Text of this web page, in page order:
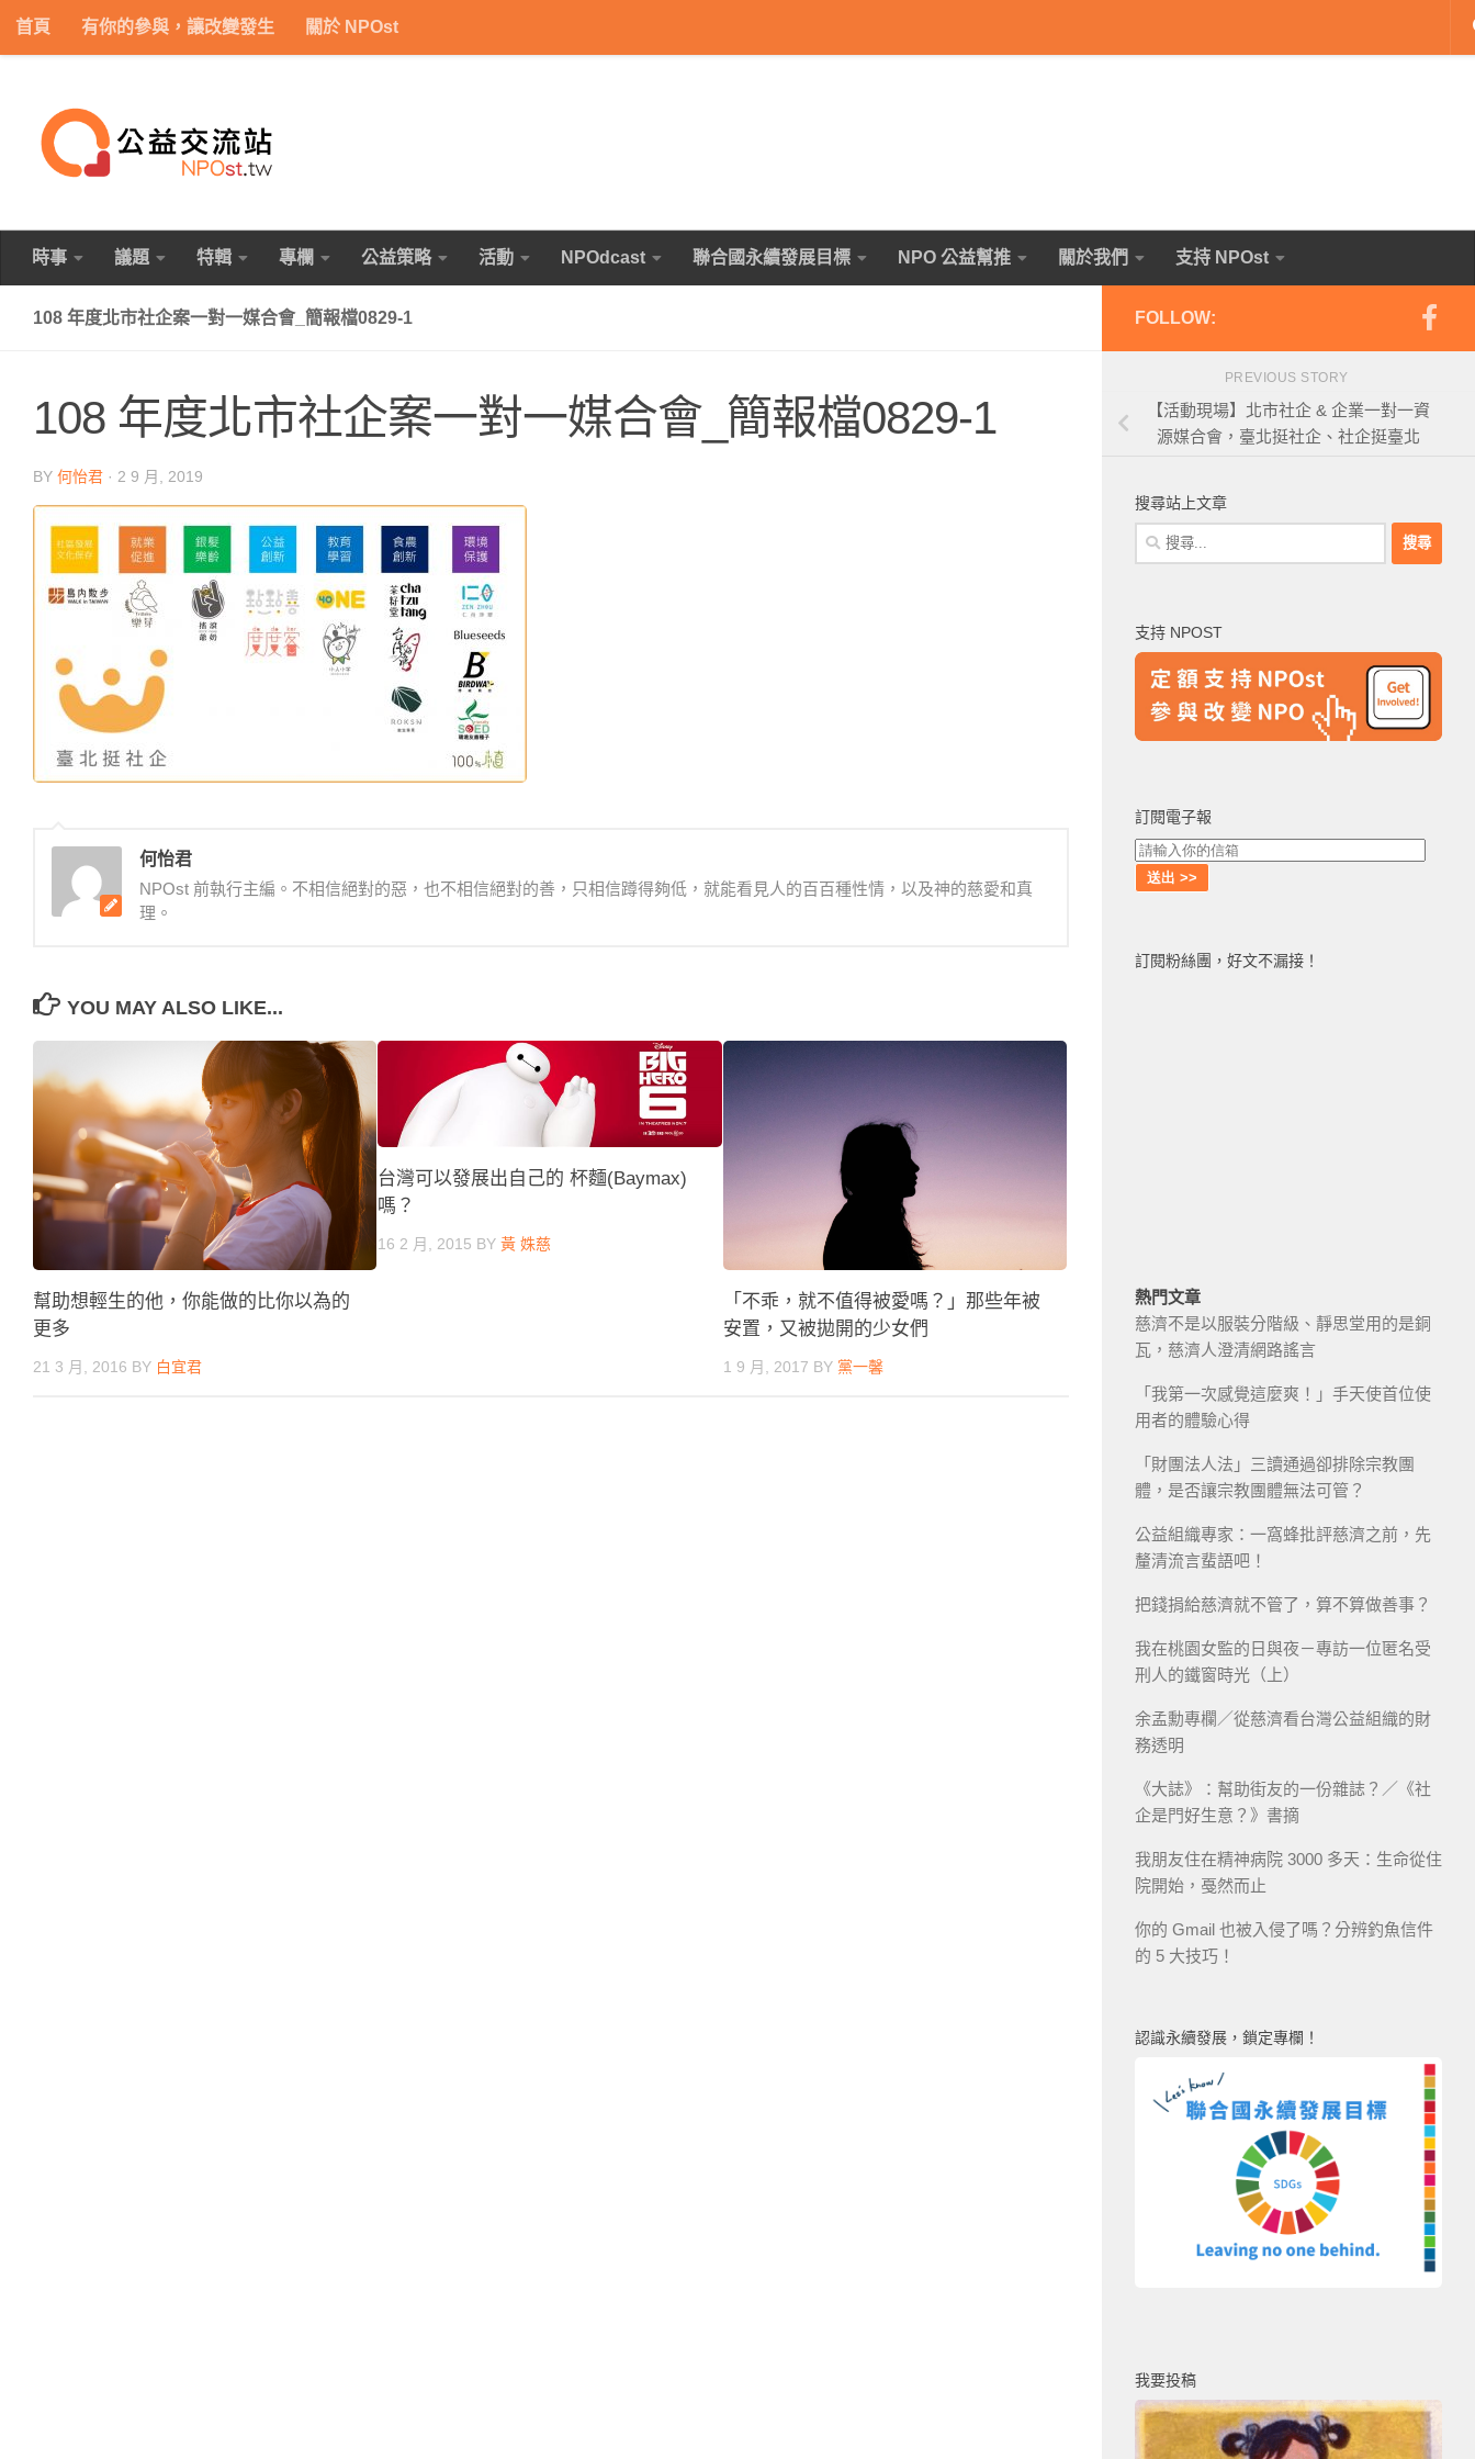
Skip to content
首頁 有你的參與，讓改變發生 關於 NPOst
時事 議題 特輯 專欄 公益策略 活動 NPOdcast 聯合國永續發展目標 NPO 公益幫推 關於我們 支持 NPOst
108 年度北市社企案一對一媒合會_簡報檔0829-1
108 年度北市社企案一對一媒合會_簡報檔0829-1
BY 何怡君 · 2 9 月, 2019
何怡君
NPOst 前執行主編。不相信絕對的惡，也不相信絕對的善，只相信蹲得夠低，就能看見人的百百種性情，以及神的慈愛和真
理。
YOU MAY ALSO LIKE...
幫助想輕生的他，你能做的比你以為的
更多
21 3 月, 2016 BY 白宜君
台灣可以發展出自己的 杯麵(Baymax)
嗎？
16 2 月, 2015 BY黃 姝慈
「不乖，就不值得被愛嗎？」那些年被
安置，又被拋開的少女們
1 9 月, 2017 BY 黨一馨
FOLLOW:
PREVIOUS STORY
【活動現場】北市社企 & 企業一對一資
源媒合會，臺北挺社企、社企挺臺北
搜尋站上文章
搜
尋
字:
支持 NPOST
訂閱電子報
訂閱粉絲團，好文不漏接！
熱門文章
慈濟不是以服裝分階級、靜思堂用的是銅
瓦，慈濟人澄清網路謠言
「我第一次感覺這麼爽！」手天使首位使
用者的體驗心得
「財團法人法」三讀通過卻排除宗教團
體，是否讓宗教團體無法可管？
公益組織專家：一窩蜂批評慈濟之前，先
釐清流言蜚語吧！
把錢捐給慈濟就不管了，算不算做善事？
我在桃園女監的日與夜－專訪一位匿名受
刑人的鐵窗時光（上）
余孟勳專欄／從慈濟看台灣公益組織的財
務透明
《大誌》：幫助街友的一份雜誌？／《社
企是門好生意？》書摘
我朋友住在精神病院 3000 多天：生命從住
院開始，戞然而止
你的 Gmail 也被入侵了嗎？分辨釣魚信件
的 5 大技巧！
認識永續發展，鎖定專欄！
我要投稿